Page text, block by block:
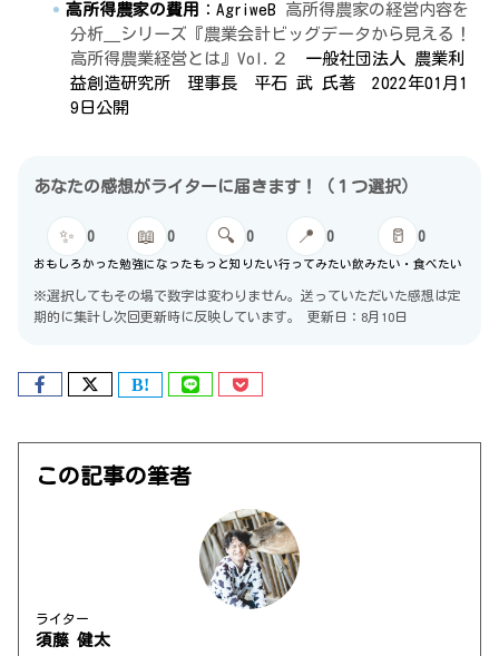
高所得農家の費用 ：AgriweB 高所得農家の経営内容を
分析＿シリーズ『農業会計ビッグデータから見える！
高所得農業経営とは』Vol.２
一般社団法人 農業利
益創造研究所 理事長 平石 武 氏著 2022年01月1
9日公開
あなたの感想がライターに届きます！（１つ選択）
✨ 0
おもしろかった
📖 0
勉強になった
🔍 0
もっと知りたい
📍 0
行ってみたい
🥛 0
飲みたい・食べたい
※選択してもその場で数字は変わりません。送っていただいた感想は定
期的に集計し次回更新時に反映しています。
更新日：8月10日
この記事の筆者
ライター
須藤 健太